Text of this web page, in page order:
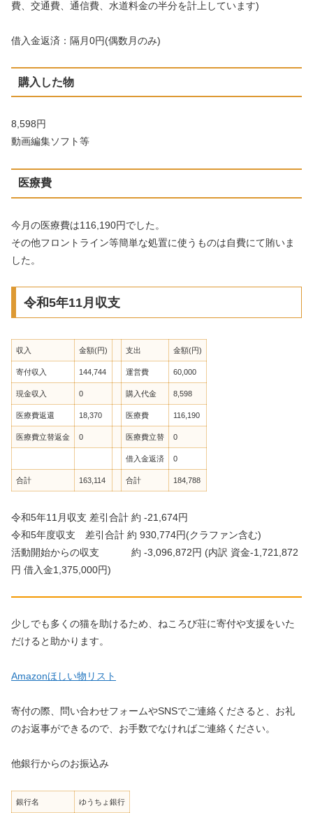
費、交通費、通信費、水道料金の半分を計上しています)
借入金返済：隔月0円(偶数月のみ)
購入した物
8,598円
動画編集ソフト等
医療費
今月の医療費は116,190円でした。
その他フロントライン等簡単な処置に使うものは自費にて賄いま
した。
令和5年11月収支
収入 金額(円) 支出 金額(円)
寄付収入 144,744 運営費 60,000
現金収入 0 購入代金 8,598
医療費返還 18,370 医療費 116,190
医療費立替返金 0 医療費立替 0
借入金返済 0
合計 163,114 合計 184,788
令和5年11月収支 差引合計 約 -21,674円
令和5年度収支 差引合計 約 930,774円(クラファン含む)
活動開始からの収支 約 -3,096,872円 (内訳 資金-1,721,872
円 借入金1,375,000円)
少しでも多くの猫を助けるため、ねころび荘に寄付や支援をいた
だけると助かります。
Amazonほしい物リスト
寄付の際、問い合わせフォームやSNSでご連絡くださると、お礼
のお返事ができるので、お手数でなければご連絡ください。
他銀行からのお振込み
銀行名 ゆうちょ銀行